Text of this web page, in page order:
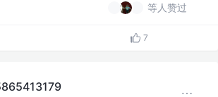
等人赞过
7